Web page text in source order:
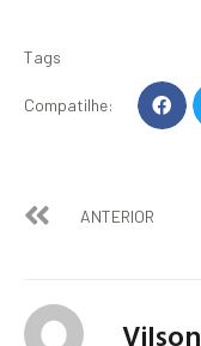
Tags
Compatilhe:
ANTERIOR
Vilson